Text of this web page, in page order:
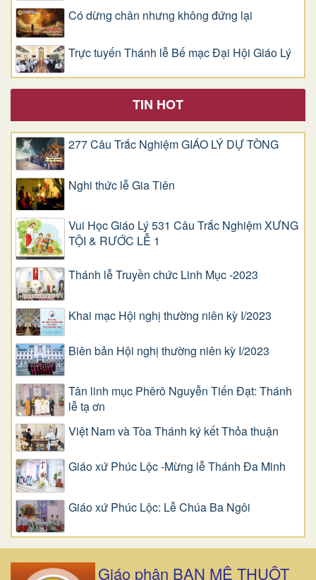
Có dừng chân nhưng không đứng lại
Trực tuyến Thánh lễ Bế mạc Đại Hội Giáo Lý
TIN HOT
277 Câu Trắc Nghiệm GIÁO LÝ DỰ TÒNG
Nghi thức lễ Gia Tiên
Vui Học Giáo Lý 531 Câu Trắc Nghiệm XƯNG
TỘI & RƯỚC LỄ 1
Thánh lễ Truyền chức Linh Mục -2023
Khai mạc Hội nghị thường niên kỳ I/2023
Biên bản Hội nghị thường niên kỳ I/2023
Tân linh mục Phêrô Nguyễn Tiến Đạt: Thánh
lễ tạ ơn
Việt Nam và Tòa Thánh ký kết Thỏa thuận
Giáo xứ Phúc Lộc -Mừng lễ Thánh Đa Minh
Giáo xứ Phúc Lộc: Lễ Chúa Ba Ngôi
Giáo phận BAN MÊ THUỘT